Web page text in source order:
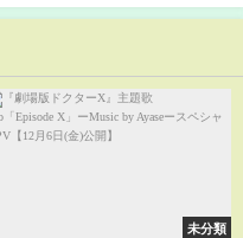
未分類